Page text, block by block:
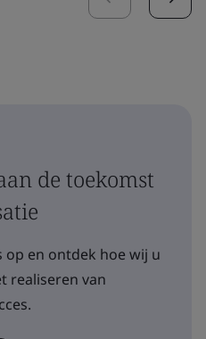
de toekomst
op en ontdek hoe wij u
realiseren van